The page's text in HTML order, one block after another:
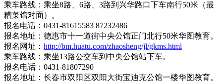
乘车路线：乘坐8路、6路、3路到兴华路口下车南行50米（最
糟菜馆对面）。
报名电话：0431-81615583 87232486
报名地址：德惠市十一道街中央公馆正门北行50米华图教育。
报名网址： http://bm.huatu.com/zhaosheng/jl/gkms.html
乘车路线：乘坐13路公交车到中央公馆站下车。
报名电话：0431-81807290
报名地址：长春市双阳区双阳大街宝迪克公馆一楼华图教育。